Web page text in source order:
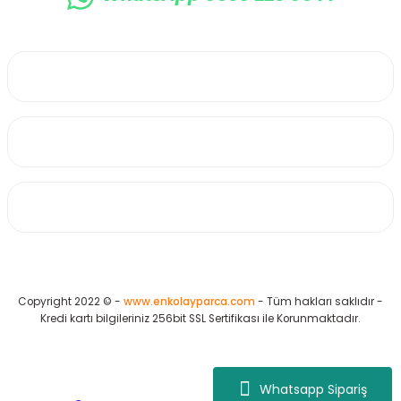
Whatsapp Sipariş
Copyright 2022 © - www.enkolayparca.com - Tüm hakları saklıdır -
Kredi kartı bilgileriniz 256bit SSL Sertifikası ile Korunmaktadır.